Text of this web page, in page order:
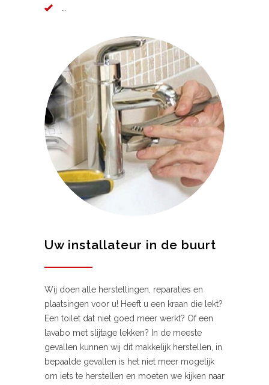
Uw installateur in de buurt
Wij doen alle herstellingen, reparaties en
plaatsingen voor u! Heeft u een kraan die lekt?
Een toilet dat niet goed meer werkt? Of een
lavabo met slijtage lekken? In de meeste
gevallen kunnen wij dit makkelijk herstellen, in
bepaalde gevallen is het niet meer mogelijk
om iets te herstellen en moeten we kijken naar